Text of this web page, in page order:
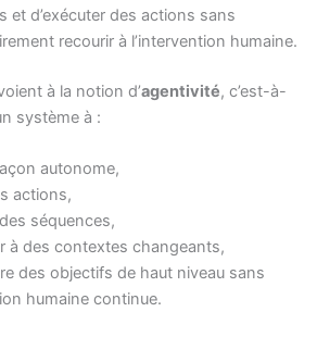
et d’exécuter des actions sans
recourir à l’intervention humaine.
à la notion d’agentivité, c’est-à-
système à :
autonome,
actions,
séquences,
à des contextes changeants,
des objectifs de haut niveau sans
humaine continue.